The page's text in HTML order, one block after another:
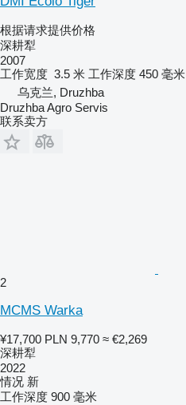
根据请求提供价格
深耕犁
2007
工作宽度 3.5 米 工作深度 450 毫米
乌克兰, Druzhba
Druzhba Agro Servis
联系卖方
2
MCMS Warka
¥17,700 PLN 9,770 ≈ €2,269
深耕犁
2022
情况 新
工作深度 900 毫米